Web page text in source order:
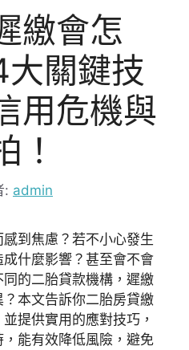
繳會怎
關鍵技
用危機與
！
: admin
感到焦慮？若不小心發生
什麼影響？甚至會不會
的二胎貸款機構，遲繳
本文告訴你二胎房貸繳
提供實用的應對技巧，
能有效降低風險，避免